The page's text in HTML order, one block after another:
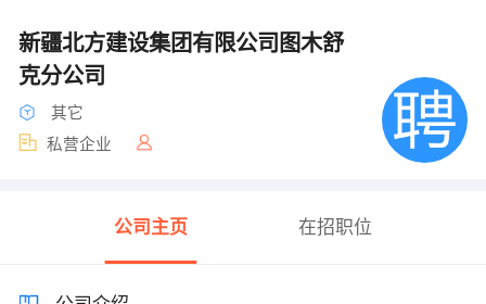
新疆北方建设集团有限公司图木舒
克分公司
其它
私营企业
公司主页 在招职位